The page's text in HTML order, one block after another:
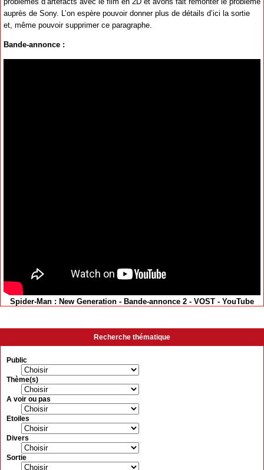
auprès de Sony. L’on espère pouvoir donner plus de détails d’ici la sortie
et, même pouvoir supprimer ce paragraphe.
Bande-annonce :
Spider-Man : New Generation - Bande-annonce 2 - VOST - YouTube
Recherche thématique
Public
Thème(s)
A voir ou pas
Etoiles
Divers
Sortie